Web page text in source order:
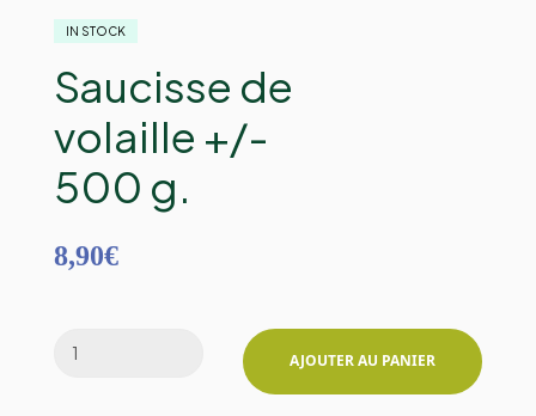
IN STOCK
Saucisse de
volaille +/-
500 g.
8,90€
AJOUTER AU PANIER